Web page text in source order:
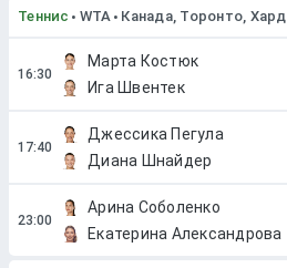
Теннис WTA Канада, Торонто, Хард
Марта Костюк
Ига Швентек
Джессика Пегула
Диана Шнайдер
Арина Соболенко
Екатерина Александрова